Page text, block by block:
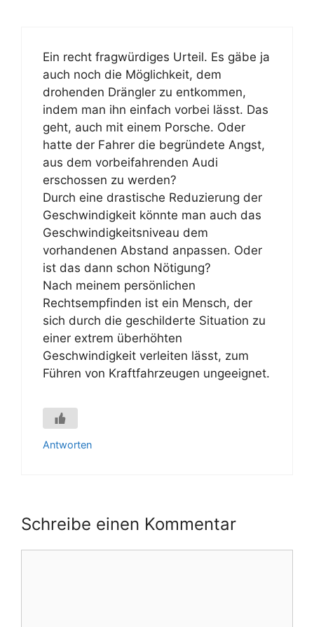
Ein recht fragwürdiges Urteil. Es gäbe ja
auch noch die Möglichkeit, dem
drohenden Drängler zu entkommen,
indem man ihn einfach vorbei lässt. Das
geht, auch mit einem Porsche. Oder
hatte der Fahrer die begründete Angst,
aus dem vorbeifahrenden Audi
erschossen zu werden?
Durch eine drastische Reduzierung der
Geschwindigkeit könnte man auch das
Geschwindigkeitsniveau dem
vorhandenen Abstand anpassen. Oder
ist das dann schon Nötigung?
Nach meinem persönlichen
Rechtsempfinden ist ein Mensch, der
sich durch die geschilderte Situation zu
einer extrem überhöhten
Geschwindigkeit verleiten lässt, zum
Führen von Kraftfahrzeugen ungeeignet.
Antworten
Schreibe einen Kommentar